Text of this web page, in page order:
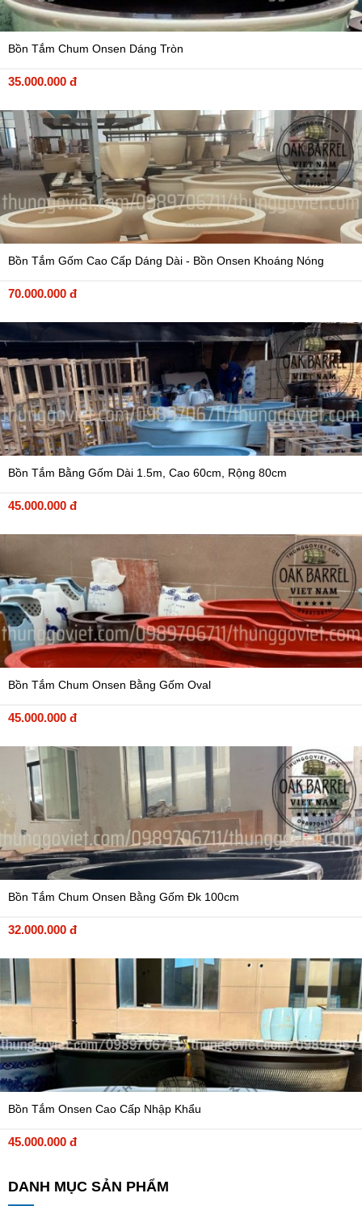
Bồn Tắm Chum Onsen Dáng Tròn
35.000.000 đ
Bồn Tắm Gốm Cao Cấp Dáng Dài - Bồn Onsen Khoáng Nóng
70.000.000 đ
Bồn Tắm Bằng Gốm Dài 1.5m, Cao 60cm, Rộng 80cm
45.000.000 đ
Bồn Tắm Chum Onsen Bằng Gốm Oval
45.000.000 đ
Bồn Tắm Chum Onsen Bằng Gốm Đk 100cm
32.000.000 đ
Bồn Tắm Onsen Cao Cấp Nhập Khẩu
45.000.000 đ
DANH MỤC SẢN PHẨM